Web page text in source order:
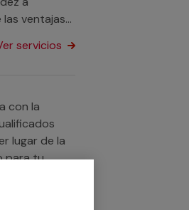
ventajas
servicios
lugar de la
para tu